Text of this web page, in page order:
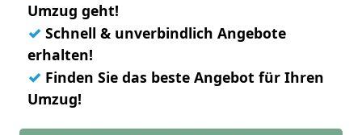
Umzug geht!
✓ Schnell & unverbindlich Angebote
erhalten!
✓ Finden Sie das beste Angebot für Ihren
Umzug!